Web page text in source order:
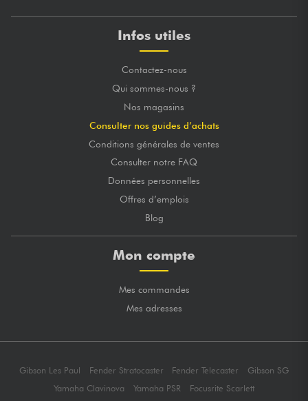
Infos utiles
Contactez-nous
Qui sommes-nous ?
Nos magasins
Consulter nos guides d’achats
Conditions générales de ventes
Consulter notre FAQ
Données personnelles
Offres d’emplois
Blog
Mon compte
Mes commandes
Mes adresses
Gibson Les Paul Fender Stratocaster Fender Telecaster
Gibson SG
Yamaha Clavinova
Yamaha PSR
Focusrite Scarlett